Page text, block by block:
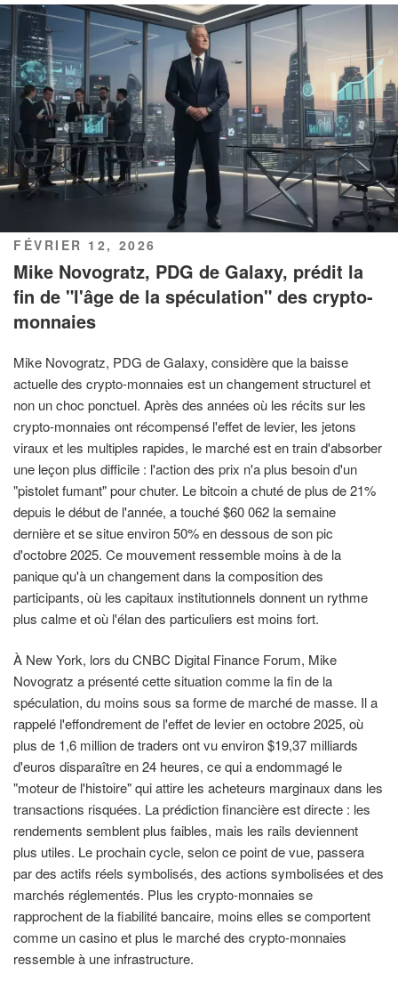
PUBLIÉ
LE
FÉVRIER 12, 2026
Mike Novogratz, PDG de Galaxy, prédit la
fin de "l'âge de la spéculation" des crypto-
monnaies
Mike Novogratz, PDG de Galaxy, considère que la baisse
actuelle des crypto-monnaies est un changement structurel et
non un choc ponctuel. Après des années où les récits sur les
crypto-monnaies ont récompensé l'effet de levier, les jetons
viraux et les multiples rapides, le marché est en train d'absorber
une leçon plus difficile : l'action des prix n'a plus besoin d'un
"pistolet fumant" pour chuter. Le bitcoin a chuté de plus de 21%
depuis le début de l'année, a touché $60 062 la semaine
dernière et se situe environ 50% en dessous de son pic
d'octobre 2025. Ce mouvement ressemble moins à de la
panique qu'à un changement dans la composition des
participants, où les capitaux institutionnels donnent un rythme
plus calme et où l'élan des particuliers est moins fort.
À New York, lors du CNBC Digital Finance Forum, Mike
Novogratz a présenté cette situation comme la fin de la
spéculation, du moins sous sa forme de marché de masse. Il a
rappelé l'effondrement de l'effet de levier en octobre 2025, où
plus de 1,6 million de traders ont vu environ $19,37 milliards
d'euros disparaître en 24 heures, ce qui a endommagé le
"moteur de l'histoire" qui attire les acheteurs marginaux dans les
transactions risquées. La prédiction financière est directe : les
rendements semblent plus faibles, mais les rails deviennent
plus utiles. Le prochain cycle, selon ce point de vue, passera
par des actifs réels symbolisés, des actions symbolisées et des
marchés réglementés. Plus les crypto-monnaies se
rapprochent de la fiabilité bancaire, moins elles se comportent
comme un casino et plus le marché des crypto-monnaies
ressemble à une infrastructure.